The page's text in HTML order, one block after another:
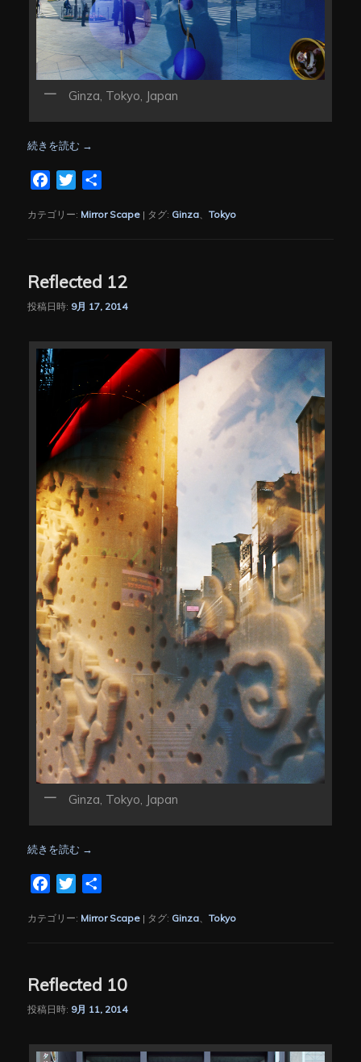
Ginza, Tokyo, Japan
続きを読む →
FacebookTwitter
カテゴリー: Mirror Scape | タグ: Ginza、Tokyo
Reflected 12
投稿日時: 9月 17, 2014
Ginza, Tokyo, Japan
続きを読む →
FacebookTwitter
カテゴリー: Mirror Scape | タグ: Ginza 、Tokyo
Reflected 10
投稿日時: 9月 11, 2014